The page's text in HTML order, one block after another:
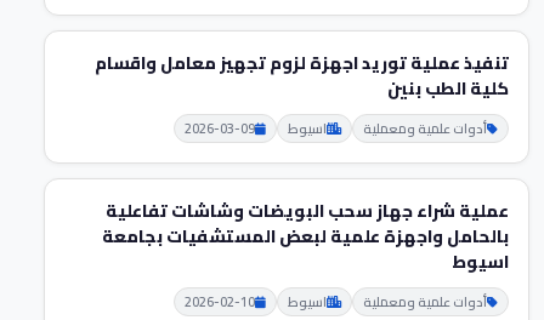
تنفيذ عملية توريد اجهزة لزوم تجهيز معامل واقسام
كلية الطب بنين
أدوات علمية ومعملية اسيوط 2026-03-09
عملية شراء جهاز سحب البويضات وشاشات تفاعلية
بالحامل واجهزة علمية لبعض المستشفيات بجامعة
اسيوط
أدوات علمية ومعملية اسيوط 2026-02-10